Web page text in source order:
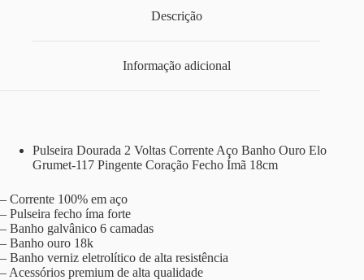
Descrição
Informação adicional
Pulseira Dourada 2 Voltas Corrente Aço Banho Ouro Elo
Grumet-117 Pingente Coração Fecho Ímã 18cm
– Corrente 100% em aço
– Pulseira fecho íma forte
– Banho galvânico 6 camadas
– Banho ouro 18k
– Banho verniz eletrolítico de alta resistência
– Acessórios premium de alta qualidade